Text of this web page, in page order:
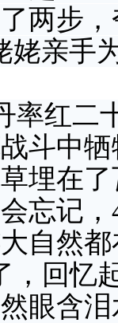
两步
姥亲手
率红二
斗中
埋在
忘记
自然
，回忆
眼含